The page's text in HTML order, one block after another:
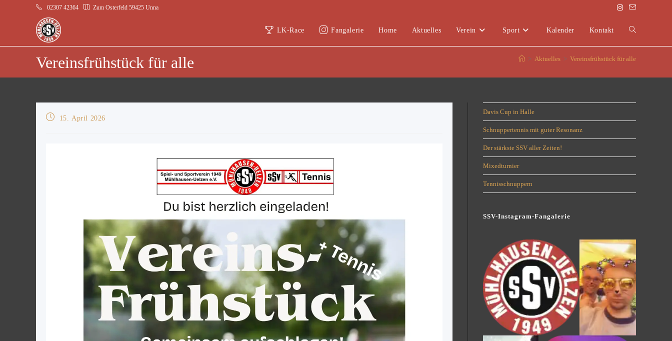
02307 42364 Zum Osterfeld 59425 Unna
LK-Race Fangalerie Home Aktuelles Verein Sport Kalender Kontakt
Vereinsfrühstück für alle > Aktuelles > Vereinsfrühstück für alle
15. April 2026
Davis Cup in Halle
Schnuppertennis mit guter Resonanz
Der stärkste SSV aller Zeiten!
Mixedturnier
Tennisschnuppern
SSV-Instagram-Fangalerie